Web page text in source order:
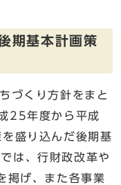
期基本計画策
づくり方針をまと
25年度から平成
盛り込んだ後期基
は、行財政改革や
げ、また各事業